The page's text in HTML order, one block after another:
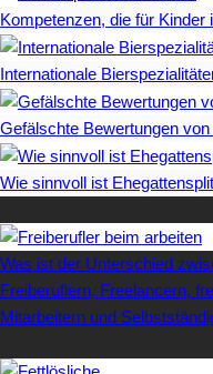
Kompetenzen, die für
Internationale
Gefälschte Bewertungen
Wie sinnvoll ist
Was ist der Unterschied
Freiberuflern, Freelancern,
Mitarbeitern und